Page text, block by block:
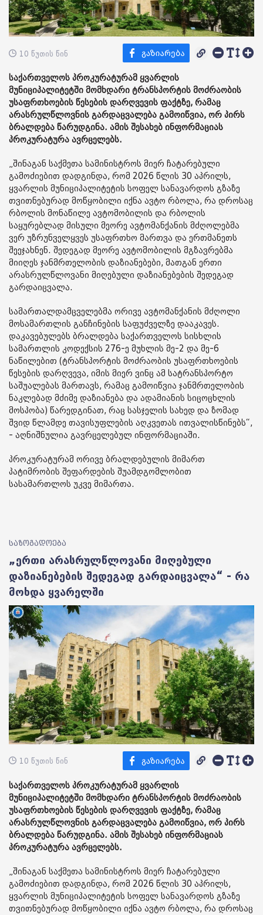
10 წუთის წინ
საქართველოს პროკურატურამ ყვარლის
მუნიციპალიტეტში მომხდარი ტრანსპორტის მოძრაობის
უსაფრთხოების წესების დარღვევის ფაქტზე, რამაც
არასრულწლოვნის გარდაცვალება გამოიწვია, ორ პირს
ბრალდება წარუდგინა. ამის შესახებ ინფორმაციას
პროკურატურა ავრცელებს.
„შინაგან საქმეთა სამინისტროს მიერ ჩატარებული
გამოძიებით დადგინდა, რომ 2026 წლის 30 აპრილს,
ყვარლის მუნიციპალიტეტის სოფელ სანავარდოს გზაზე
თვითნებურად მოწყობილი იქნა ავტო რბოლა, რა დროსაც
რბოლის მონაწილე ავტომობილის და რბოლის
საყურებლად მისული მეორე ავტომანქანის მძღოლებმა
ვერ უზრუნველყვეს უსაფრთხო მართვა და ერთმანეთს
შეეჯახნენ. შედეგად მეორე ავტომობილის მგზავრებმა
მიიღეს ჯანმრთელობის დაზიანებები, მათგან ერთი
არასრულწლოვანი მიღებული დაზიანებების შედეგად
გარდაიცვალა.
სამართალდამცველებმა ორივე ავტომანქანის მძღოლი
მოსამართლის განჩინების საფუძველზე დააკავეს.
დაკავებულებს ბრალდება საქართველოს სისხლის
სამართლის კოდექსის 276-ე მუხლის მე-2 და მე-6
ნაწილებით (ტრანსპორტის მოძრაობის უსაფრთხოების
წესების დარღვევა, იმის მიერ ვინც ამ სატრანსპორტო
საშუალებას მართავს, რამაც გამოიწვია ჯანმრთელობის
ნაკლებად მძიმე დაზიანება და ადამიანის სიცოცხლის
მოსპობა) წარედგინათ, რაც სასჯელის სახედ და ზომად
შვიდ წლამდე თავისუფლების აღკვეთას ითვალისწინებს“,
- აღნიშნულია გავრცელებულ ინფორმაციაში.
პროკურატურამ ორივე ბრალდებულის მიმართ
პატიმრობის შეფარდების შუამდგომლობით
სასამართლოს უკვე მიმართა.
საზოგადოება
„ერთი არასრულწლოვანი მიღებული
დაზიანებების შედეგად გარდაიცვალა“ - რა
მოხდა ყვარელში
10 წუთის წინ
საქართველოს პროკურატურამ ყვარლის
მუნიციპალიტეტში მომხდარი ტრანსპორტის მოძრაობის
უსაფრთხოების წესების დარღვევის ფაქტზე, რამაც
არასრულწლოვნის გარდაცვალება გამოიწვია, ორ პირს
ბრალდება წარუდგინა. ამის შესახებ ინფორმაციას
პროკურატურა ავრცელებს.
„შინაგან საქმეთა სამინისტროს მიერ ჩატარებული
გამოძიებით დადგინდა, რომ 2026 წლის 30 აპრილს,
ყვარლის მუნიციპალიტეტის სოფელ სანავარდოს გზაზე
თვითნებურად მოწყობილი იქნა ავტო რბოლა, რა დროსაც